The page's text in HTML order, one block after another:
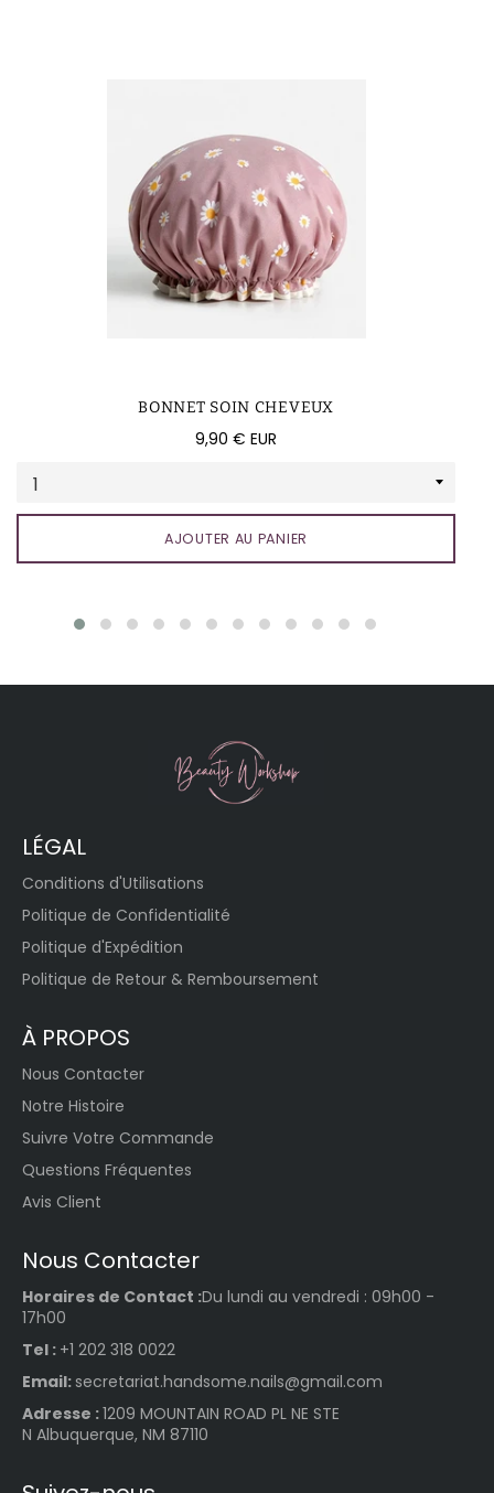
BONNET SOIN CHEVEUX
Prix
9,90 € EUR
AJOUTER AU PANIER
LÉGAL
Conditions d'Utilisations
Politique de Confidentialité
Politique d'Expédition
Politique de Retour & Remboursement
À PROPOS
Nous Contacter
Notre Histoire
Suivre Votre Commande
Questions Fréquentes
Avis Client
Nous Contacter
Horaires de Contact :Du lundi au vendredi : 09h00 -
17h00
Tel : +1 202 318 0022
Email: secretariat.handsome.nails@gmail.com
Adresse :1209 MOUNTAIN ROAD PL NE STE
N Albuquerque, NM 87110